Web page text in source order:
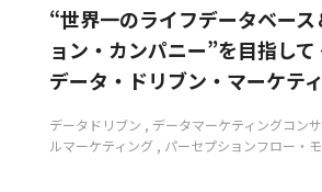
“世界一のライフデータベー
ョン・カンパニー”を目指し
データ・ドリブン・マーケテ
データドリブン データマーケティングコン
ルマーケティング
パーセプションフロー・